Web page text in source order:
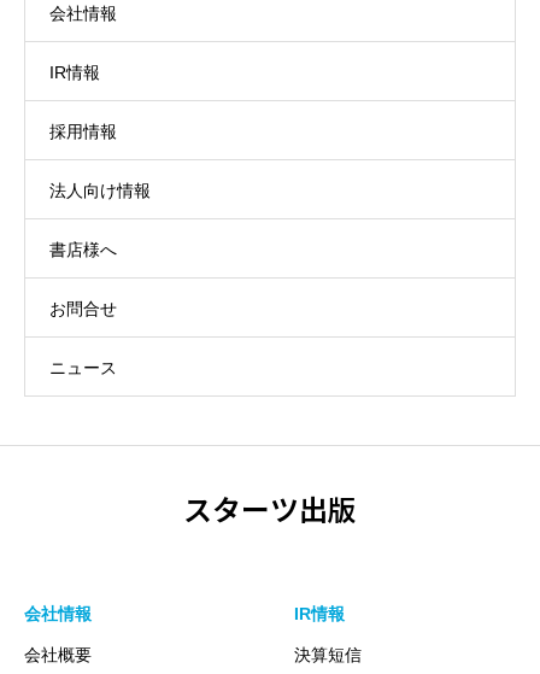
会社情報
IR情報
採用情報
法人向け情報
書店様へ
お問合せ
ニュース
スターツ出版
会社情報
会社概要
IR情報
決算短信